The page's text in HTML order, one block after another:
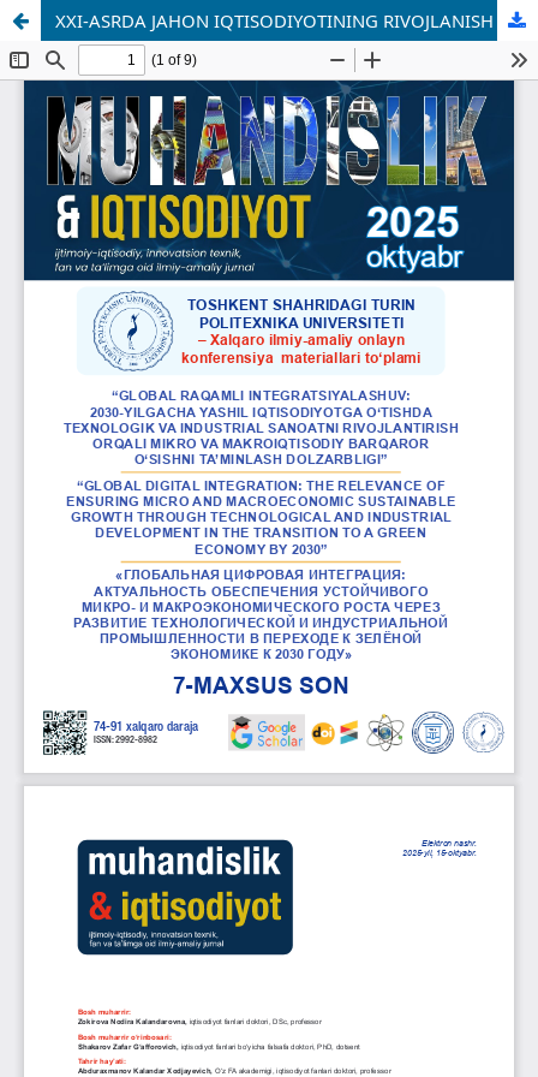
XXI-ASRDA JAHON IQTISODIYOTINING RIVOJLANISH BOSQICHLARI VA ASOSIY DRAYVERLARI